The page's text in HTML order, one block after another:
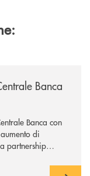
Banca
Banca con
di
partnership
l’offerta e